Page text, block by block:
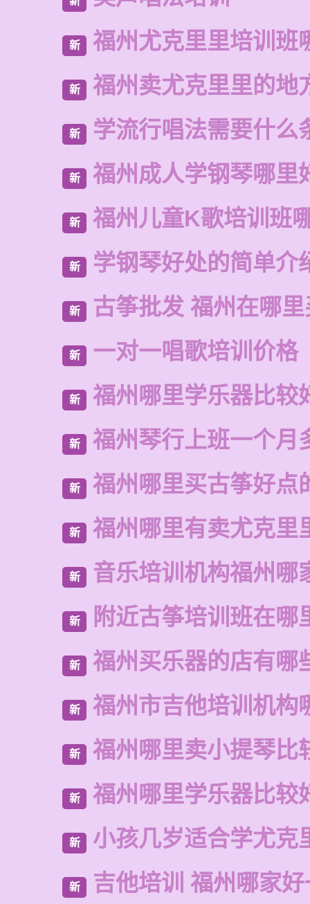
新 福州尤克里里培训班
新 福州卖尤克里里的地
新 学流行唱法需要什么
新 福州成人学钢琴哪里
新 福州儿童K歌培训班
新 学钢琴好处的简单介
新 古筝批发 福州在哪
新 一对一唱歌培训价格
新 福州哪里学乐器比较
新 福州琴行上班一个月
新 福州哪里买古筝好点
新 福州哪里有卖尤克里
新 音乐培训机构福州哪
新 附近古筝培训班在哪
新 福州买乐器的店有哪
新 福州市吉他培训机构
新 福州哪里卖小提琴比
新 福州哪里学乐器比较
新 小孩几岁适合学尤克
新 吉他培训 福州哪家